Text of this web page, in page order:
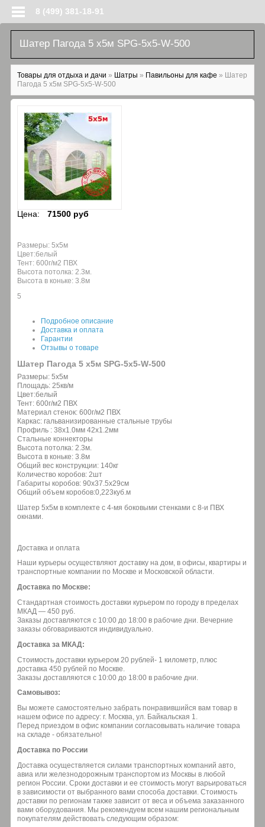
8 (499) 381-18-91
Шатер Пагода 5 х5м SPG-5x5-W-500
Вы здесь
Товары для отдыха и дачи » Шатры » Павильоны для кафе » Шатер
Пагода 5 х5м SPG-5x5-W-500
Цена: 71500 руб
Размеры: 5х5м
Цвет:белый
Тент: 600г/м2 ПВХ
Высота потолка: 2.3м.
Высота в коньке: 3.8м
5
Подробное описание
Доставка и оплата
Гарантии
Отзывы о товаре
Шатер Пагода 5 х5м SPG-5x5-W-500
Размеры: 5х5м
Площадь: 25кв/м
Цвет:белый
Тент: 600г/м2 ПВХ
Материал стенок: 600г/м2 ПВХ
Каркас: гальванизированные стальные трубы
Профиль : 38x1.0мм 42x1.2мм
Стальные коннекторы
Высота потолка: 2.3м.
Высота в коньке: 3.8м
Общий вес конструкции: 140кг
Количество коробов: 2шт
Габариты коробов: 90х37.5х29см
Общий объем коробов:0,223куб.м
Шатер 5х5м в комплекте с 4-мя боковыми стенками с 8-и ПВХ
окнами.
Доставка и оплата
Наши курьеры осуществляют доставку на дом, в офисы, квартиры и
транспортные компании по Москве и Московской области.
Доставка по Москве:
Стандартная стоимость доставки курьером по городу в пределах
МКАД — 450 руб.
Заказы доставляются с 10:00 до 18:00 в рабочие дни. Вечерние
заказы обговариваются индивидуально.
Доставка за МКАД:
Стоимость доставки курьером 20 рублей- 1 километр, плюс
доставка 450 рублей по Москве.
Заказы доставляются с 10:00 до 18:00 в рабочие дни.
Самовывоз:
Вы можете самостоятельно забрать понравившийся вам товар в
нашем офисе по адресу: г. Москва, ул. Байкальская 1.
Перед приездом в офис компании согласовывать наличие товара
на складе - обязательно!
Доставка по России
Доставка осуществляется силами транспортных компаний авто,
авиа или железнодорожным транспортом из Москвы в любой
регион России. Сроки доставки и ее стоимость могут варьироваться
в зависимости от выбранного вами способа доставки. Стоимость
доставки по регионам также зависит от веса и объема заказанного
вами оборудования. Мы рекомендуем всем нашим региональным
покупателям действовать следующим образом: